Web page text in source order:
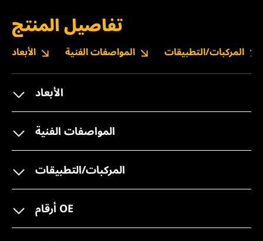
تفاصيل المنتج
الأبعاد المواصفات الفنية المركبات/التطبيقات
الأبعاد
المواصفات الفنية
المركبات/التطبيقات
أرقام OE